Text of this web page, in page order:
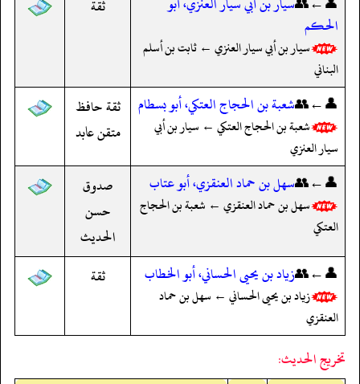
الحكم
سيار بن أبي سيار العنزي ← ثابت بن أسلم
البناني
ثقة
👤←👥شعبة بن الحجاج العتكي، أبو بسطام
شعبة بن الحجاج العتكي ← سيار بن أبي
سيار العنزي
ثقة حافظ
متقن عابد
👤←👥سهل بن حماد العنقزي، أبو عتاب
سهل بن حماد العنقزي ← شعبة بن الحجاج
العتكي
صدوق
حسن
الحديث
👤←👥زياد بن يحيى الحساني، أبو الخطاب
زياد بن يحيى الحساني ← سهل بن حماد
العنقزي
ثقة
تخريج الحديث: